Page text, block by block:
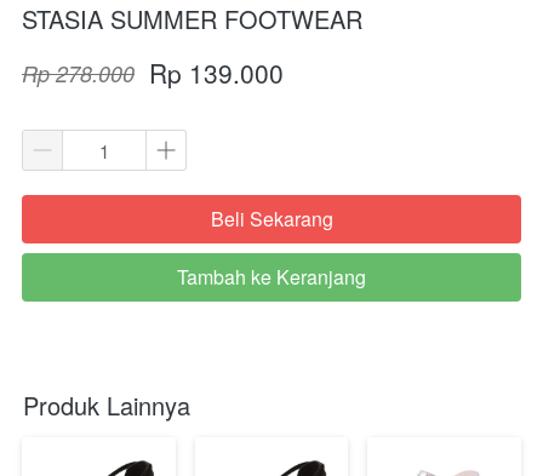
STASIA SUMMER FOOTWEAR
Rp 278.000 Rp 139.000
`Beli Sekarang
`
Tambah ke Keranjang
Produk Lainnya